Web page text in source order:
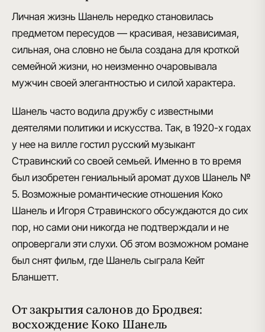
Личная жизнь Шанель нередко становилась
предметом пересудов — красивая, независимая,
сильная, она словно не была создана для кроткой
семейной жизни, но неизменно очаровывала
мужчин своей элегантностью и силой характера.
Шанель часто водила дружбу с известными
деятелями политики и искусства. Так, в 1920-х годах
у нее на вилле гостил русский музыкант
Стравинский со своей семьей. Именно в то время
был изобретен гениальный аромат духов Шанель №
5. Возможные романтические отношения Коко
Шанель и Игоря Стравинского обсуждаются до сих
пор, но сами они никогда не подтверждали и не
опровергали эти слухи. Об этом возможном романе
был снят фильм, где Шанель сыграла Кейт
Бланшетт.
От закрытия салонов до Бродвея:
восхождение Коко Шанель